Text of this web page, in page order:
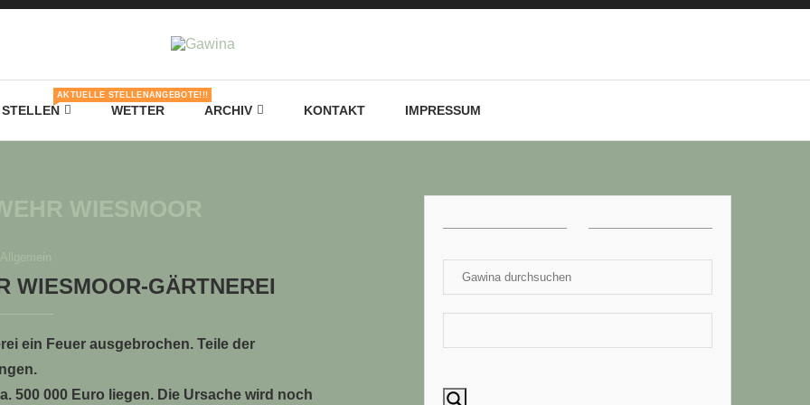
STELLEN
AKTUELLE STELLENANGEBOTE!!!
WETTER ARCHIV KONTAKT IMPRESSUM
WIESMOOR-GÄRTNEREI
ein Feuer ausgebrochen. Teile der
500 000 Euro liegen. Die Ursache wird noch